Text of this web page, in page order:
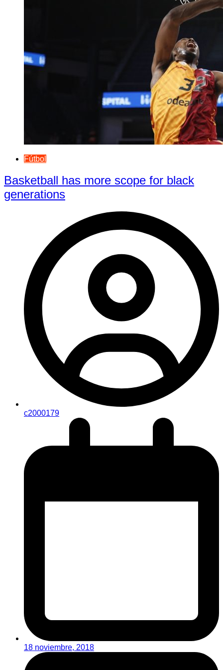
Fútbol
Basketball has more scope for black
generations
c2000179
18 noviembre, 2018